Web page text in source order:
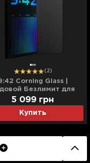
(2)
Corning Glass |
Безлимит для
iPhone 16/15/14 Pro
Купить
5 099 грн